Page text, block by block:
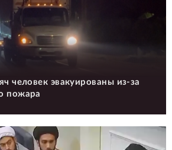
человек эвакуированы из-за
пожара